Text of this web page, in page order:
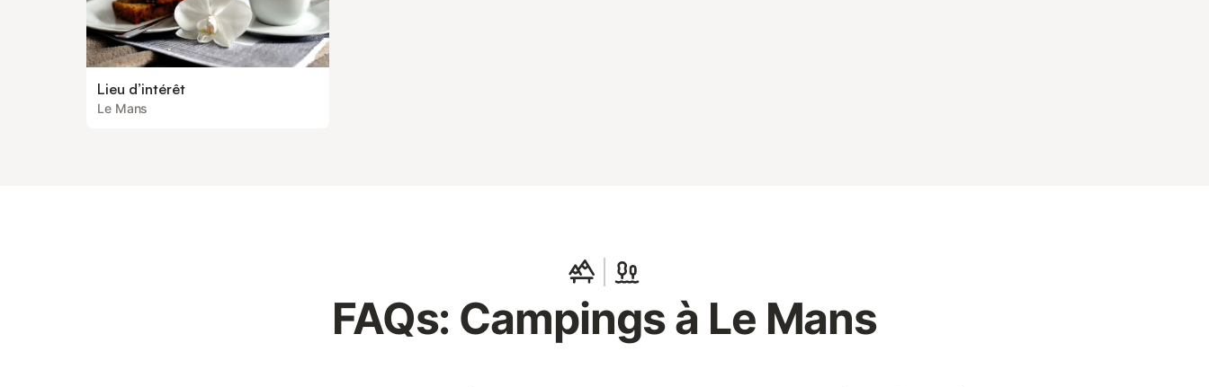
Lieu d’intérêt
Le Mans
FAQs: Campings à Le Mans